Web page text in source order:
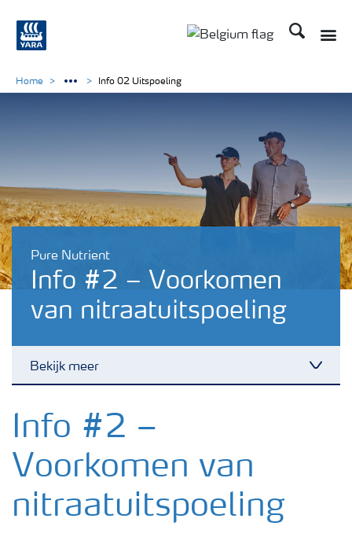
Zoek op
Pure Nutrient
Info #2 – Voorkomen
van nitraatuitspoeling
Bekijk meer
Nieuwsbrieven
Gewassen
Meststoffen
Home Info 02 Uitspoeling
Info #2 –
Voorkomen van
nitraatuitspoeling